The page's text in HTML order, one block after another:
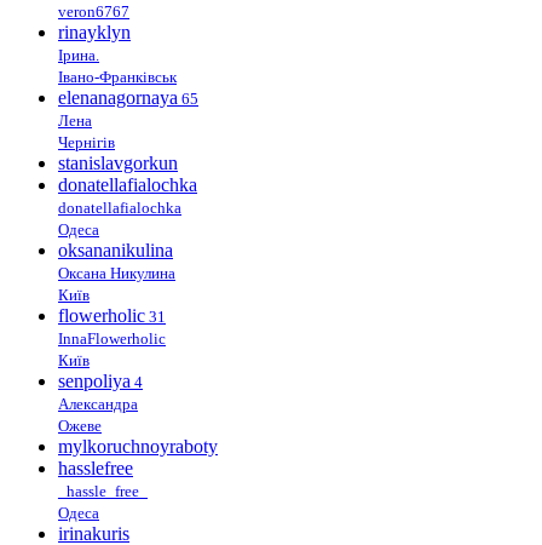
veron6767
rinayklyn
Ірина.
Івано-Франківськ
elenanagornaya 65
Лена
Чернігів
stanislavgorkun
donatellafialochka
donatellafialochka
Одеса
oksananikulina
Оксана Никулина
Київ
flowerholic 31
InnaFlowerholic
Київ
senpoliya 4
Александра
Ожеве
mylkoruchnoyraboty
hasslefree
_hassle_free_
Одеса
irinakuris